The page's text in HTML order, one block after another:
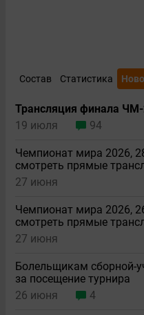
Состав Статистика
Трансляция финала
19 июля
94
Чемпионат мира 2026,
смотреть прямые
27 июня
Чемпионат мира 2026,
смотреть прямые
27 июня
Болельщикам сборной-
за посещение турнира
26 июня
4